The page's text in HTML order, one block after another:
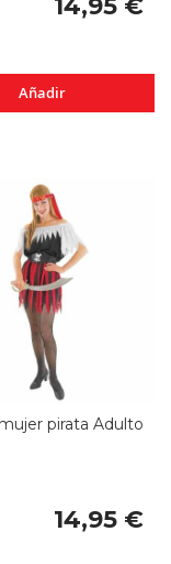
14,95 €
Añadir
pirata Adulto
14,95 €